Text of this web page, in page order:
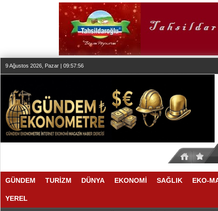
9 Ağustos 2026, Pazar | 09:57:57
GÜNDEM TURİZM DÜNYA EKONOMİ SAĞLIK EKO-
YEREL
17:11 |O ANLAŞMADA NELER VAR
17:08 |O TAHMİNDE YÜKSELME VAR